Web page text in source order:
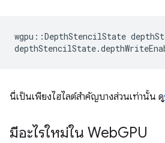
wgpu ::DepthStencilState
depthStencilState.
นี่เป็นเพียงไฮไลต์สำคัญบางส่วนเท่านั้น ดู
มีอะไรใหม่ใน WebGPU